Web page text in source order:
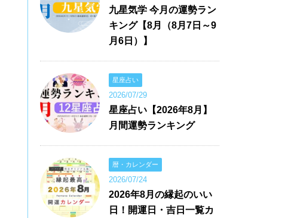
九星気学 今月の運勢ラン
キング【8月（8月7日～9
月6日）】
星座占い
2026/07/29
星座占い【2026年8月】
月間運勢ランキング
暦・カレンダー
2026/07/24
2026年8月の縁起のいい
日！開運日・吉日一覧カ